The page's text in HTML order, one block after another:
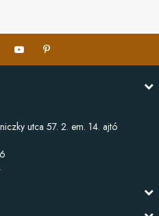
utca 57. 2. em. 14. ajtó